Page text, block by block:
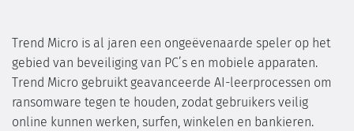
Trend Micro is al jaren een ongeëvenaarde speler op het
gebied van beveiliging van PC’s en mobiele apparaten.
Trend Micro gebruikt geavanceerde AI-leerprocessen om
ransomware tegen te houden, zodat gebruikers veilig
online kunnen werken, surfen, winkelen en bankieren.